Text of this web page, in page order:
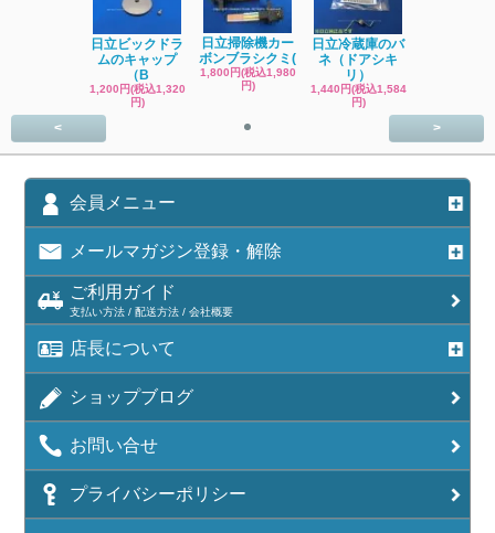
日立ビックドラ
ムのキャップ
（B
1,200円(税込1,320
円)
日立掃除機カー
ボンブラシクミ(
1,800円(税込1,980
円)
日立冷蔵庫のバ
ネ（ドアシキ
リ）
1,440円(税込1,584
円)
< >
会員メニュー
メールマガジン登録・解除
ご利用ガイド
支払い方法 / 配送方法 / 会社概要
店長について
ショップブログ
お問い合せ
プライバシーポリシー